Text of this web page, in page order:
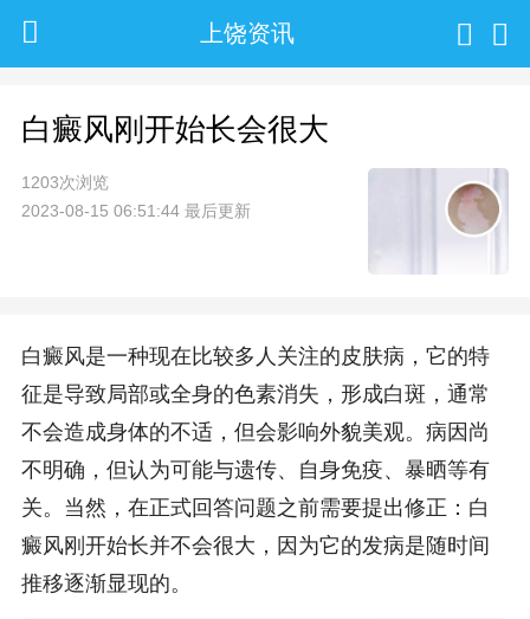
上饶资讯
白癜风刚开始长会很大
1203次浏览
2023-08-15 06:51:44 最后更新
白癜风是一种现在比较多人关注的皮肤病，它的特
征是导致局部或全身的色素消失，形成白斑，通常
不会造成身体的不适，但会影响外貌美观。病因尚
不明确，但认为可能与遗传、自身免疫、暴晒等有
关。当然，在正式回答问题之前需要提出修正：白
癜风刚开始长并不会很大，因为它的发病是随时间
推移逐渐显现的。